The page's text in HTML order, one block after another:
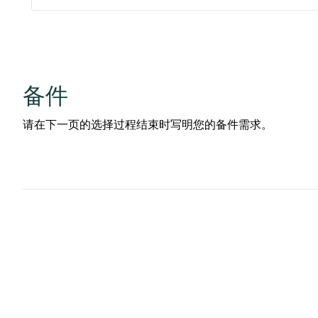
备件
请在下一页的选择过程结束时写明您的备件需求。